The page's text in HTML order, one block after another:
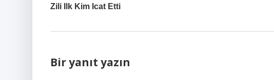
Zili Ilk Kim Icat Etti
Bir yanıt yazın